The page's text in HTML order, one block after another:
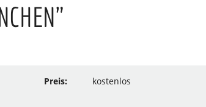
Preis:
kostenlos